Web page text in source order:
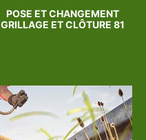
POSE ET CHANGEMENT
GRILLAGE ET CLÔTURE 81